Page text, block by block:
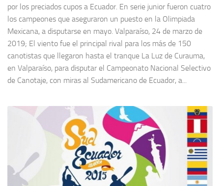
por los preciados cupos a Ecuador. En serie junior fueron cuatro
los campeones que aseguraron un puesto en la Olimpiada
Mexicana, a disputarse en mayo. Valparaíso, 24 de marzo de
2019; El viento fue el principal rival para los más de 150
canotistas que llegaron hasta el tranque La Luz de Curauma,
en Valparaíso, para disputar el Campeonato Nacional Selectivo
de Canotaje, con miras al Sudamericano de Ecuador, a...